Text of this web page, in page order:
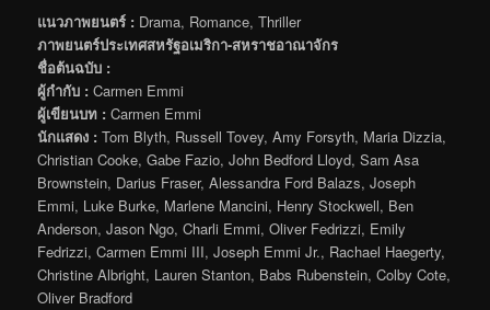
แนวภาพยนตร์ : Drama, Romance, Thriller
ภาพยนตร์ประเทศสหรัฐอเมริกา-สหราชอาณาจักร
ชื่อต้นฉบับ :
ผู้กำกับ : Carmen Emmi
ผู้เขียนบท : Carmen Emmi
นักแสดง : Tom Blyth, Russell Tovey, Amy Forsyth, Maria Dizzia,
Christian Cooke, Gabe Fazio, John Bedford Lloyd, Sam Asa
Brownstein, Darius Fraser, Alessandra Ford Balazs, Joseph
Emmi, Luke Burke, Marlene Mancini, Henry Stockwell, Ben
Anderson, Jason Ngo, Charli Emmi, Oliver Fedrizzi, Emily
Fedrizzi, Carmen Emmi III, Joseph Emmi Jr., Rachael Haegerty,
Christine Albright, Lauren Stanton, Babs Rubenstein, Colby Cote,
Oliver Bradford